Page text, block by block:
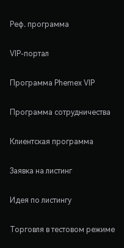
Реф. программа
VIP-портал
Программа Phemex VIP
Программа сотрудничества
Клиентская программа
Заявка на листинг
Идея по листингу
Торговля в тестовом режиме